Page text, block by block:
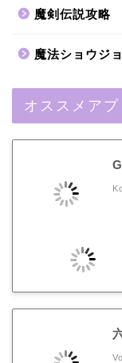
魔剣伝説攻略
魔法ショウジ
オススメアプ